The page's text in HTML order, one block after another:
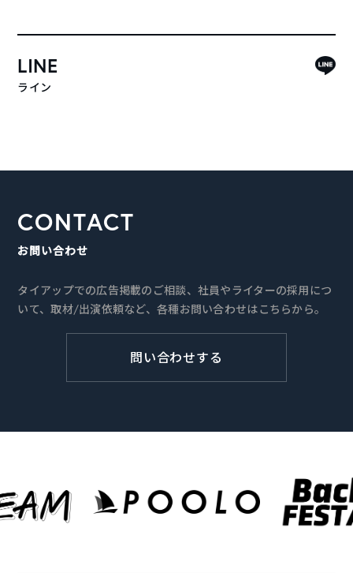
LINE
ライン
CONTACT
お問い合わせ
タイアップでの広告掲載のご相談、社員やライターの採用につ
いて、取材/出演依頼など、各種お問い合わせはこちらから。
問い合わせする